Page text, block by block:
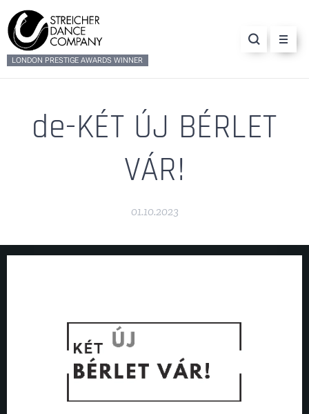
LONDON PRESTIGE AWARDS WINNER
de-KÉT ÚJ BÉRLET
VÁR!
01.10.2023